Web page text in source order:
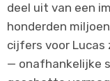
deel uit van een
honderden
cijfers voor
— onafhankelijke